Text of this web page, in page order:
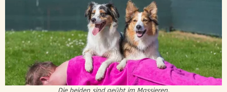
Die beiden sind geübt im Massieren.